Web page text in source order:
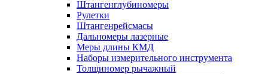
Штангенглубиномеры
Рулетки
Штангенрейсмасы
Дальномеры лазерные
Меры длины КМД
Наборы измерительного инструмента
Толщиномер рычажный